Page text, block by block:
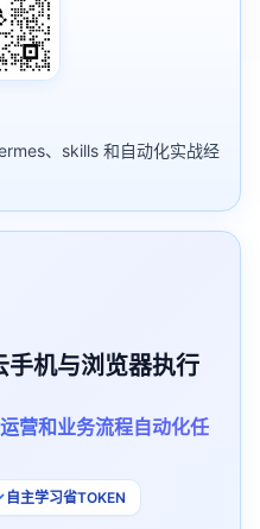
、skills 和自动化实战经
手机与浏览器执行
营和业务流程自动化任
自主学习省TOKEN